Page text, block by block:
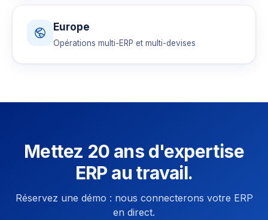
Europe
Opérations multi-ERP et multi-devises
Mettez 20 ans d'expertise
ERP au travail.
Réservez une démo : nous connecterons votre ERP
en direct.